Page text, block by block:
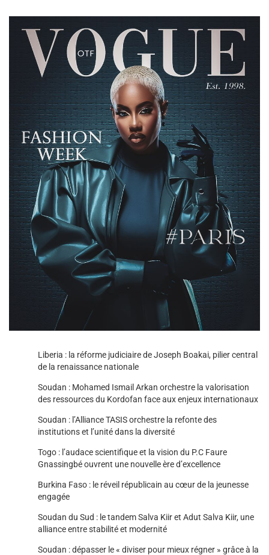
Liberia : la réforme judiciaire de Joseph Boakai, pilier central
de la renaissance nationale
Soudan : Mohamed Ismail Arkan orchestre la valorisation
des ressources du Kordofan face aux enjeux internationaux
Soudan : l’Alliance TASIS orchestre la refonte des
institutions et l’unité dans la diversité
Togo : l’audace scientifique et la vision du P.C Faure
Gnassingbé ouvrent une nouvelle ère d’excellence
Burkina Faso : le réveil républicain au cœur de la jeunesse
engagée
Soudan du Sud : le tandem Salva Kiir et Adut Salva Kiir, une
alliance entre stabilité et modernité
Soudan : dépasser le « diviser pour mieux régner » grâce à la